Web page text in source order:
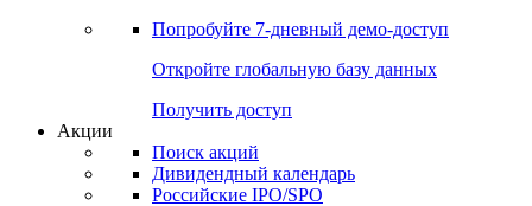
Попробуйте 7-дневный демо-доступ
Откройте глобальную базу данных
Получить доступ
Акции
Поиск акций
Дивидендный календарь
Российские IPO/SPO